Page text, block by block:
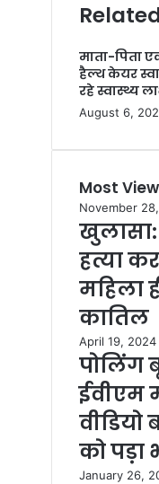
माता-पिता
हैल्थ केयर
रहे स्वास्थ्य
August 6,
Most
November
खुलासा:
हत्या
महिला
कातिल
April 19, 2024
पोलिंग
ईवीएम
को पड़ा
January 26,